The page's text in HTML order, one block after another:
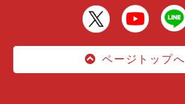
ページトップへ